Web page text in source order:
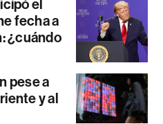
el
fecha a
¿cuándo
pese a
y al